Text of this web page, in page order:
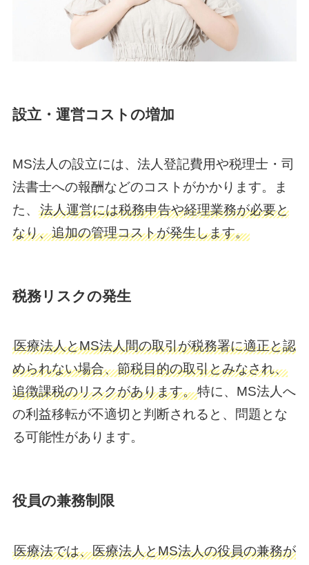
設立・運営コストの増加
MS法人の設立には、法人登記費用や税理士・司
法書士への報酬などのコストがかかります。ま
た、 法人運営には税務申告や経理業務が必要と
なり、追加の管理コストが発生します。
税務リスクの発生
医療法人とMS法人間の取引が税務署に適正と認
められない場合、節税目的の取引とみなされ、
追徴課税のリスクがあります。特に、MS法人へ
の利益移転が不適切と判断されると、問題とな
る可能性があります。
役員の兼務制限
医療法では、医療法人とMS法人の役員の兼務が